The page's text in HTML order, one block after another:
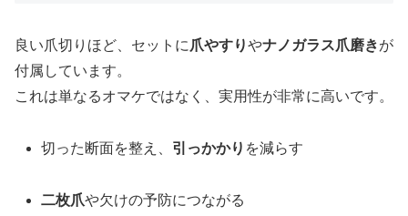
良い爪切りほど、セットに 爪やすりやナノガラス爪磨きが
付属しています。
これは単なるオマケではなく、実用性が非常に高いです。
切った断面を整え、 引っかかり を減らす
二枚爪や欠けの予防につながる